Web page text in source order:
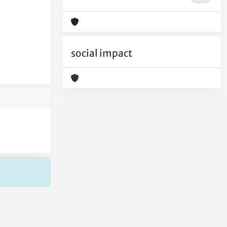
social impact